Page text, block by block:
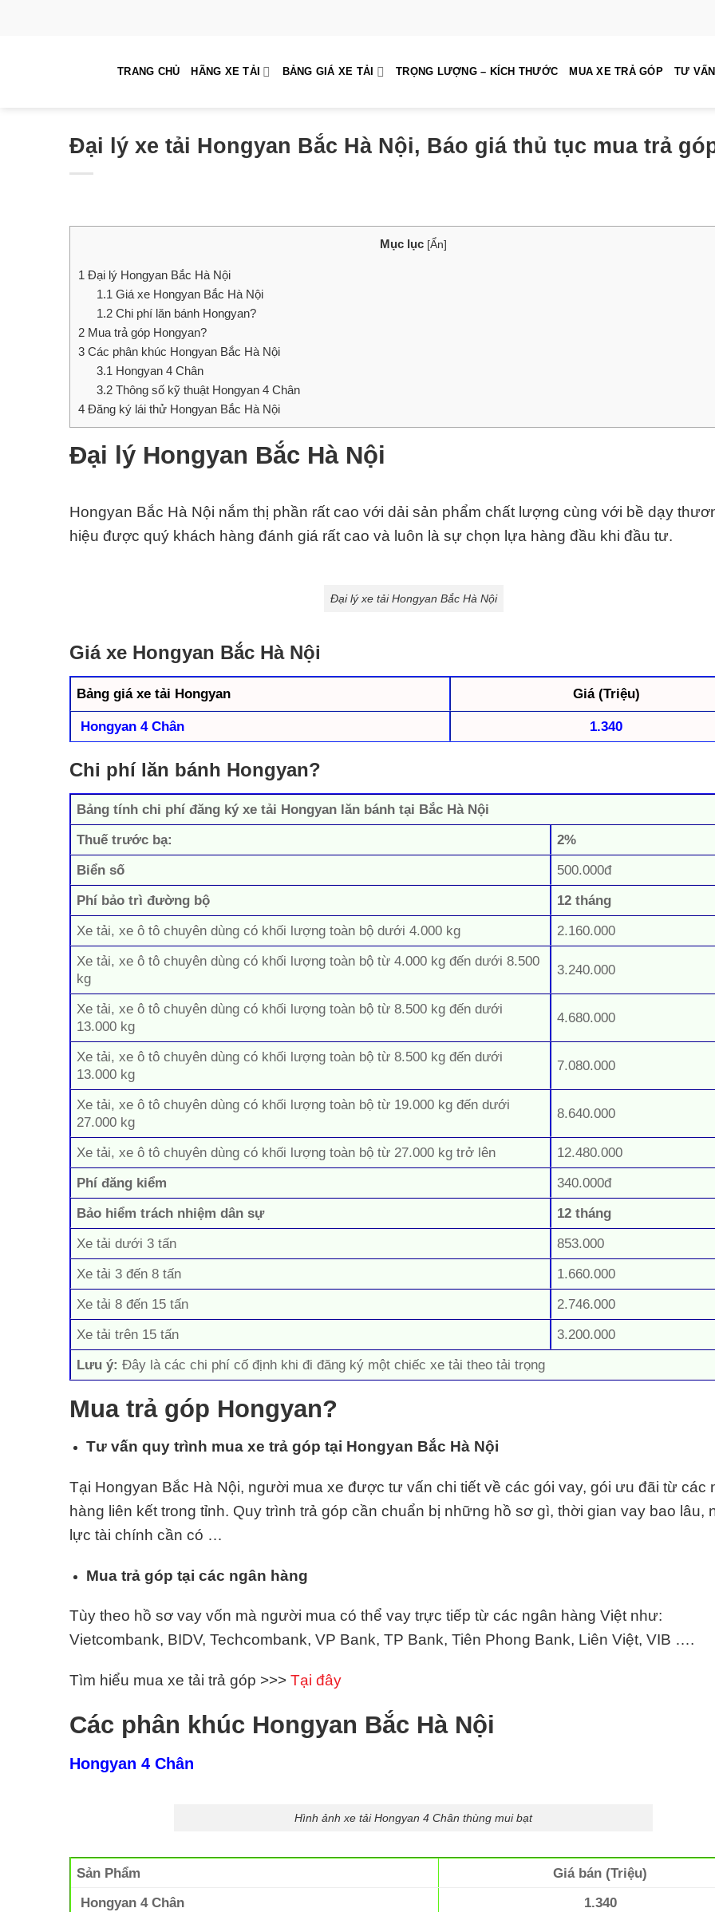
TRANG CHỦ HÃNG XE TẢI BẢNG GIÁ XE TẢI TRỌNG LƯỢNG – KÍCH THƯỚC MUA XE TRẢ GÓP TƯ
Đại lý xe tải Hongyan Bắc Hà Nội, Báo giá thủ tục mua trả
Mục lục [Ẩn]
1 Đại lý Hongyan Bắc Hà Nội
1.1 Giá xe Hongyan Bắc Hà Nội
1.2Chi phí lăn bánh Hongyan?
2 Mua trả góp Hongyan?
3 Các phân khúc Hongyan Bắc Hà Nội
3.1 Hongyan 4 Chân
3.2Thông số kỹ thuật Hongyan 4 Chân
4 Đăng ký lái thử Hongyan Bắc Hà Nội
Đại lý Hongyan Bắc Hà Nội
Hongyan Bắc Hà Nội nắm thị phần rất cao với dải sản phẩm chất lượng cùng với bề dạy
hiệu được quý khách hàng đánh giá rất cao và luôn là sự chọn lựa hàng đầu khi đầu tư.
Đại lý xe tải Hongyan Bắc Hà Nội
Giá xe Hongyan Bắc Hà Nội
Bảng giá xe tải Hongyan Giá (Triệu)
Hongyan 4 Chân 1.340
Chi phí lăn bánh Hongyan?
Bảng tính chi phí đăng ký xe tải Hongyan lăn bánh tại Bắc Hà Nội
Thuế trước bạ:
2%
Biển số
500.000đ
Phí bảo trì đường bộ
12 tháng
Xe tải, xe ô tô chuyên dùng có khối lượng toàn bộ dưới 4.000 kg
2.160.000
Xe tải, xe ô tô chuyên dùng có khối lượng toàn bộ từ 4.000 kg đến dưới 8.500
kg
3.240.000
Xe tải, xe ô tô chuyên dùng có khối lượng toàn bộ từ 8.500 kg đến dưới
13.000 kg
4.680.000
Xe tải, xe ô tô chuyên dùng có khối lượng toàn bộ từ 8.500 kg đến dưới
13.000 kg
7.080.000
Xe tải, xe ô tô chuyên dùng có khối lượng toàn bộ từ 19.000 kg đến dưới
27.000 kg
8.640.000
Xe tải, xe ô tô chuyên dùng có khối lượng toàn bộ từ 27.000 kg trở lên
12.480.000
Phí đăng kiểm
340.000đ
Bảo hiểm trách nhiệm dân sự
12 tháng
Xe tải dưới 3 tấn
853.000
Xe tải 3 đến 8 tấn
1.660.000
Xe tải 8 đến 15 tấn
2.746.000
Xe tải trên 15 tấn
3.200.000
Lưu ý:Đây là các chi phí cố định khi đi đăng ký một chiếc xe tải theo tải trọng
Mua trả góp Hongyan?
Tư vấn quy trình mua xe trả góp tại Hongyan Bắc Hà Nội
Tại Hongyan Bắc Hà Nội, người mua xe được tư vấn chi tiết về các gói vay, gói ưu đãi từ các
hàng liên kết trong tỉnh. Quy trình trả góp cần chuẩn bị những hồ sơ gì, thời gian vay bao lâu,
lực tài chính cần có …
Mua trả góp tại các ngân hàng
Tùy theo hồ sơ vay vốn mà người mua có thể vay trực tiếp từ các ngân hàng Việt như:
Vietcombank, BIDV, Techcombank, VP Bank, TP Bank, Tiên Phong Bank, Liên Việt, VIB ….
Tìm hiểu mua xe tải trả góp >>> Tại đây
Các phân khúc Hongyan Bắc Hà Nội
Hongyan 4 Chân
Hình ảnh xe tải Hongyan 4 Chân thùng mui bạt
Sản Phẩm
Giá bán (Triệu)
Hongyan 4 Chân
1.340